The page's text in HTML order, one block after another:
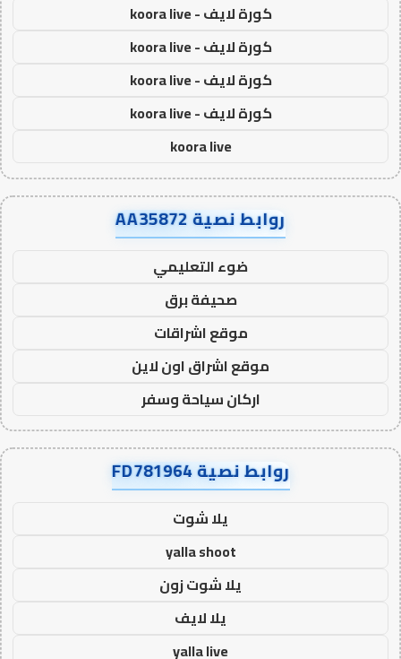
كورة لايف - koora live
كورة لايف - koora live
كورة لايف - koora live
كورة لايف - koora live
koora live
روابط نصية AA35872
ضوء التعليمي
صحيفة برق
موقع اشراقات
موقع اشراق اون لاين
اركان سياحة وسفر
روابط نصية FD781964
يلا شوت
yalla shoot
يلا شوت زون
يلا لايف
yalla live